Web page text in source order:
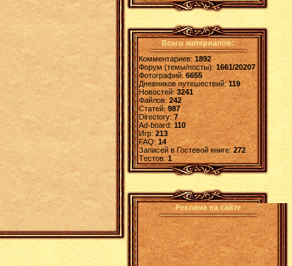
Всего материалов:
Комментариев: 1892
Форум (темы/посты):1661/20207
Фотографий:6655
Дневников путешествий:119
Новостей:3241
Файлов: 242
Статей:987
Directory: 7
Ad-board:110
Игр: 213
FAQ:14
Записей в Гостевой книге:272
Tестов: 1
Реклама на сайте